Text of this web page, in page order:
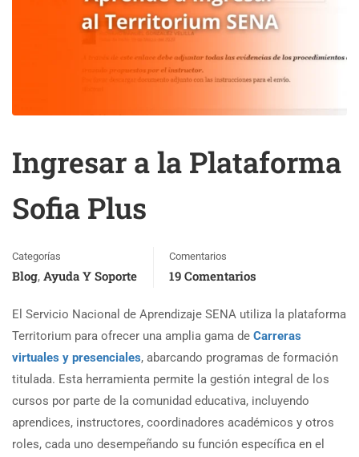
Ingresar a la Plataforma
Sofia Plus
Categorías
Blog, Ayuda Y Soporte
Comentarios
19 Comentarios
El Servicio Nacional de Aprendizaje SENA utiliza la plataforma
Territorium para ofrecer una amplia gama de Carreras
virtuales y presenciales, abarcando programas de formación
titulada. Esta herramienta permite la gestión integral de los
cursos por parte de la comunidad educativa, incluyendo
aprendices, instructores, coordinadores académicos y otros
roles, cada uno desempeñando su función específica en el